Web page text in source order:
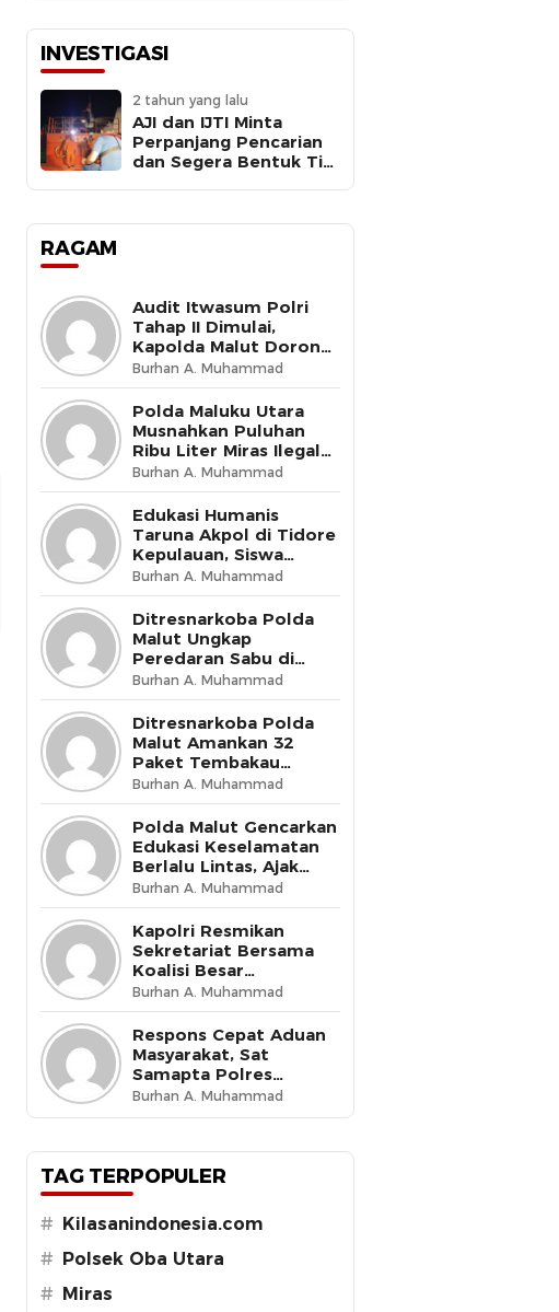
INVESTIGASI
2 tahun yang lalu
AJI dan IJTI Minta
Perpanjang Pencarian
dan Segera Bentuk Tim
RAGAM
Audit Itwasum Polri
Tahap II Dimulai,
Kapolda Malut Dorong
Peningkatan Tata
Kelola Organisasi yang
Presisi
Burhan A. Muhammad
Polda Maluku Utara
Musnahkan Puluhan
Ribu Liter Miras Ilegal
dan Bongkar Jaringan
Peredaran Senjata Api
Lintas Negara
Burhan A. Muhammad
Edukasi Humanis
Taruna Akpol di Tidore
Kepulauan, Siswa
Didorong Miliki Disiplin
dan Kemandirian
Burhan A. Muhammad
Ditresnarkoba Polda
Malut Ungkap
Peredaran Sabu di
Halmahera Tengah,
Satu Pengedar
Diamankan
Burhan A. Muhammad
Ditresnarkoba Polda
Malut Amankan 32
Paket Tembakau
Sintetis di Ternate
Utara
Burhan A. Muhammad
Polda Malut Gencarkan
Edukasi Keselamatan
Berlalu Lintas, Ajak
Masyarakat Wujudkan
Budaya Tertib di Jalan
Burhan A. Muhammad
Kapolri Resmikan
Sekretariat Bersama
Koalisi Besar
Perjuangan Buruh
Indonesia, Tegaskan
Komitmen Lindungi
Hak Pekerja dan Jaga
Iklim Investasi
Burhan A. Muhammad
Respons Cepat Aduan
Masyarakat, Sat
Samapta Polres
Ternate Amankan 210
Botol Miras Cap Tikus
Burhan A. Muhammad
TAG TERPOPULER
#
Kilasanindonesia.com
#
Polsek Oba Utara
#
Miras